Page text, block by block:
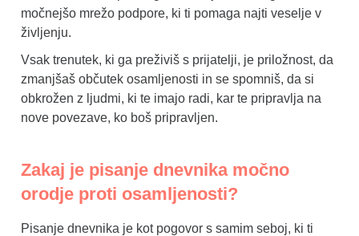
močnejšo mrežo podpore, ki ti pomaga najti veselje v
življenju.
Vsak trenutek, ki ga preživiš s prijatelji, je priložnost, da
zmanjšaš občutek osamljenosti in se spomniš, da si
obkrožen z ljudmi, ki te imajo radi, kar te pripravlja na
nove povezave, ko boš pripravljen.
Zakaj je pisanje dnevnika močno
orodje proti osamljenosti?
Pisanje dnevnika je kot pogovor s samim seboj, ki ti